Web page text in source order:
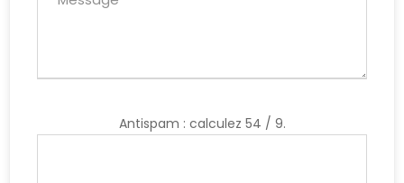
Antispam : calculez 54 / 9.